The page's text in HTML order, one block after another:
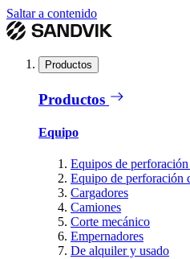
Saltar a contenido
Productos
Productos
Equipo
Equipos de perforación
Equipo de perforación
Cargadores
Camiones
Corte mecánico
Empernadores
De alquiler y usado